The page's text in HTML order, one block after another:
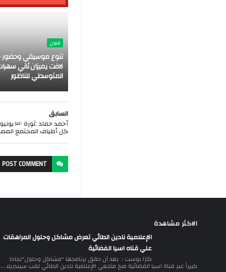
فنون
تنوع موسيقي وحضور
لافت يميزان ثاني
المتوسطي للناظور
السابق
أحمد
كل أطياف المجتمع
POSTCOMMENT
الاكثر مشاهدة
الإعلامية نادين الطائي تعرض مشاكل وحلول المراهقات
علي قناه اسيا الفضائية
كازا بوست : بعد أن حقق برنامجها "مشاكل وحلول"نجاحا
كبيراً عبر قناة اسيا الفضائية منح متابعي الإعلامية نادين الطائي لقب سيندريلا ...